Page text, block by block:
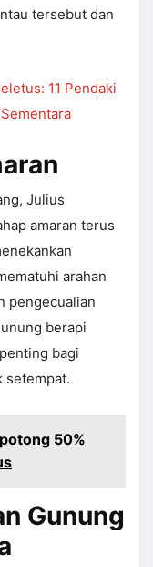
tersebut dan
11 Pendaki
Julius
amaran terus
arahan
pengecualian
berapi
bagi
setempat.
50%
Gunung